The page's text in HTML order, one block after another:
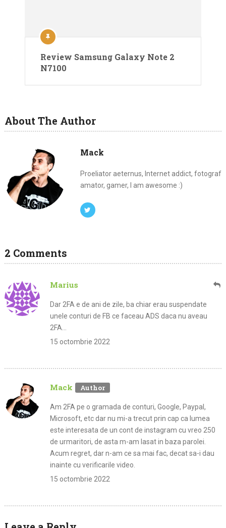
Review Samsung Galaxy Note 2
N7100
About The Author
Mack
Proeliator aeternus, Internet addict, fotograf
amator, gamer, I am awesome :)
2 Comments
Marius
Dar 2FA e de ani de zile, ba chiar erau suspendate
unele conturi de FB ce faceau ADS daca nu aveau
2FA…
15 octombrie 2022
Mack
Am 2FA pe o gramada de conturi, Google, Paypal,
Microsoft, etc dar nu mi-a trecut prin cap ca lumea
este interesata de un cont de instagram cu vreo 250
de urmaritori, de asta m-am lasat in baza parolei.
Acum regret, dar n-am ce sa mai fac, decat sa-i dau
inainte cu verificarile video.
15 octombrie 2022